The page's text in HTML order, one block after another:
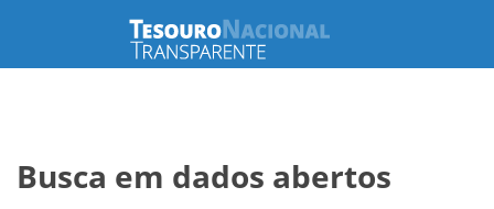
Busca em dados abertos